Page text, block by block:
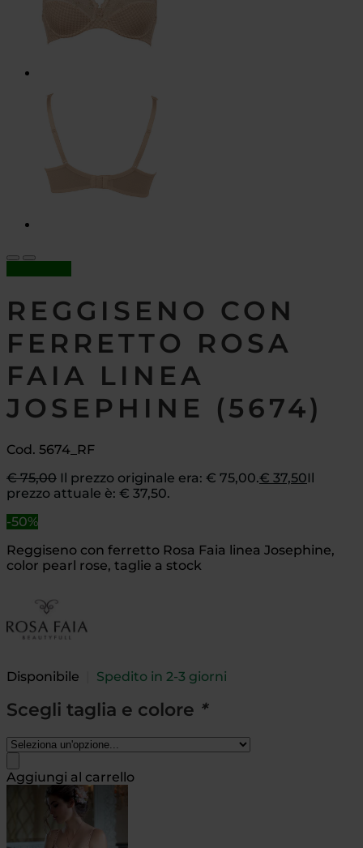
REGGISENO CON
FERRETTO ROSA
FAIA LINEA
JOSEPHINE (5674)
Cod. 5674_RF
€75,00 Il prezzo originale era: € 75,00.€ 37,50Il
prezzo attuale è: € 37,50.
-50%
Reggiseno con ferretto Rosa Faia linea Josephine,
color pearl rose, taglie a stock
Disponibile Spedito in 2-3 giorni
Scegli taglia e colore *
Aggiungi al carrello